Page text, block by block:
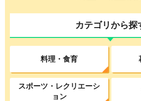
カテゴリから探
料理・食育
スポーツ・レクリエーシ
ョン